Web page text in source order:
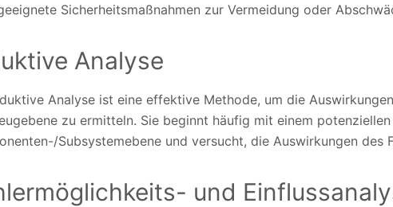
Sicherheitsmaßnahmen zur Vermeidung oder
Analyse
Analyse ist eine effektive Methode, um die
zu ermitteln. Sie beginnt häufig mit einem potenziellen
Subsystemebene und versucht, die Auswirkungen des
und